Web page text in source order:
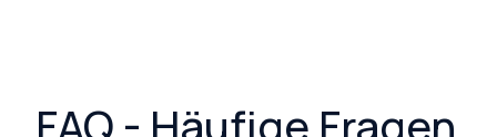
FAQ - Häufige Fragen